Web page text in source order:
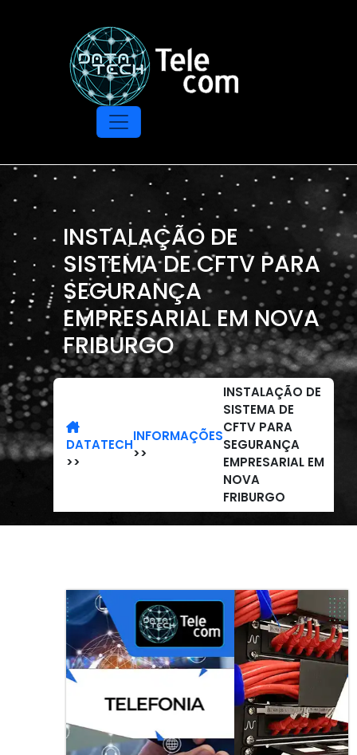
INSTALAÇÃO DE
SISTEMA DE CFTV PARA
SEGURANÇA
EMPRESARIAL EM NOVA
FRIBURGO
DATATECH
>>
INFORMAÇÕES
>>
INSTALAÇÃO DE
SISTEMA DE
CFTV PARA
SEGURANÇA
EMPRESARIAL EM
NOVA
FRIBURGO